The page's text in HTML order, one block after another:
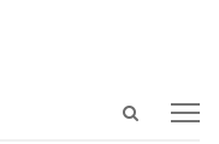
Open